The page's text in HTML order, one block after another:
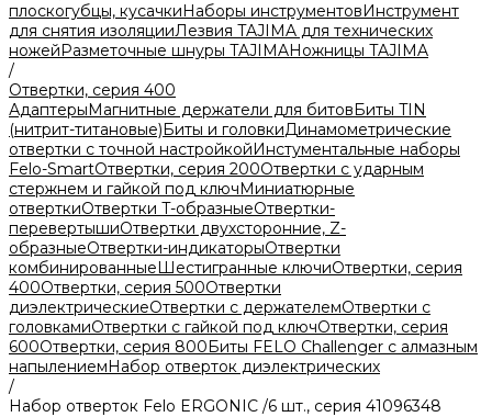
плоскогубцы, кусачкиНаборы инструментовИнструмент
для снятия изоляцииЛезвия TAJIMA для технических
ножейРазметочные шнуры TAJIMAНожницы TAJIMA
/
Отвертки, серия 400
АдаптерыМагнитные держатели для битовБиты TIN
(нитрит-титановые)Биты и головкиДинамометрические
отвертки с точной настройкойИнстументальные наборы
Felo-SmartОтвертки, серия 200Отвертки с ударным
стержнем и гайкой под ключМиниатюрные
отверткиОтвертки T-образныеОтвертки-
перевертышиОтвертки двухсторонние, Z-
образныеОтвертки-индикаторыОтвертки
комбинированныеШестигранные ключиОтвертки, серия
400Отвертки, серия 500Отвертки
диэлектрическиеОтвертки с держателемОтвертки с
головкамиОтвертки с гайкой под ключОтвертки, серия
600Отвертки, серия 800Биты FELO Challenger с алмазным
напылениемНабор отверток диэлектрических
/
Набор отверток Felo ERGONIC /6 шт., серия 41096348